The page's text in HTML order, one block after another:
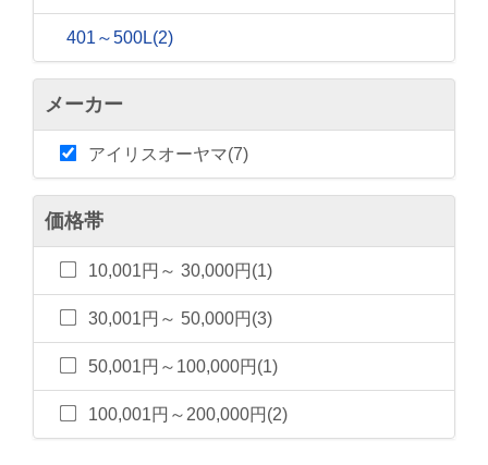
401～500L(2)
メーカー
アイリスオーヤマ(7)
価格帯
10,001円～ 30,000円(1)
30,001円～ 50,000円(3)
50,001円～100,000円(1)
100,001円～200,000円(2)